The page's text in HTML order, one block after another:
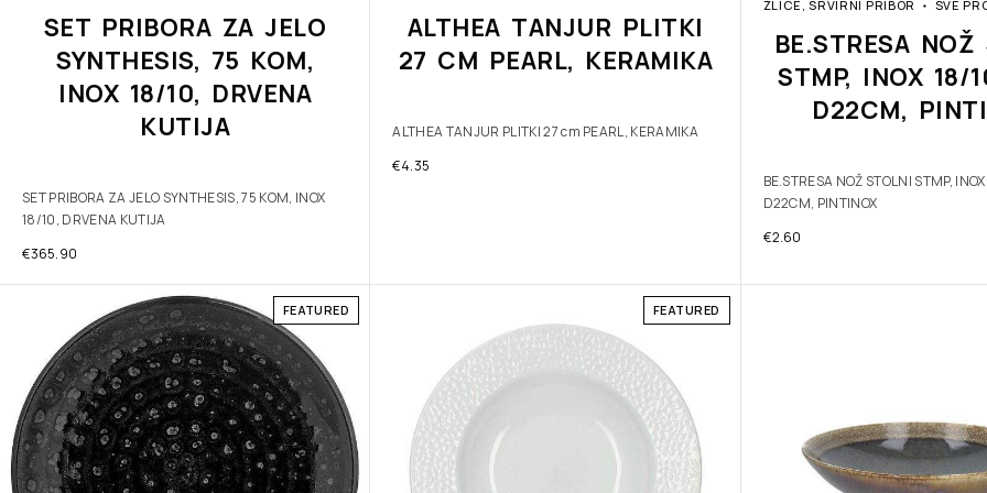
SET PRIBORA ZA JELO
SYNTHESIS, 75 KOM,
INOX 18/10, DRVENA
KUTIJA
SET PRIBORA ZA JELO SYNTHESIS, 75 KOM, INOX
18/10, DRVENA KUTIJA
€365.90
ALTHEA TANJUR PLITKI
27 CM PEARL, KERAMIKA
ALTHEA TANJUR PLITKI 27 cm PEARL, KERAMIKA
€4.35
ŽLICE, SRVIRNI PRIBOR SVE
BE.STRESA
STMP, INOX 18/
D22CM,
BE.STRESA NOŽ STOLNI STMP,
D22CM, PINTINOX
€2.60
FEATURED FEATURED